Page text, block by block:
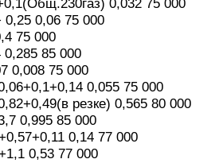
0,25 0,06 75 000
75 000
85 000
0,008 75 000
0,055 75 000
резке) 0,565 80 000
0,995 85 000
0,14 77 000
0,53 77 000